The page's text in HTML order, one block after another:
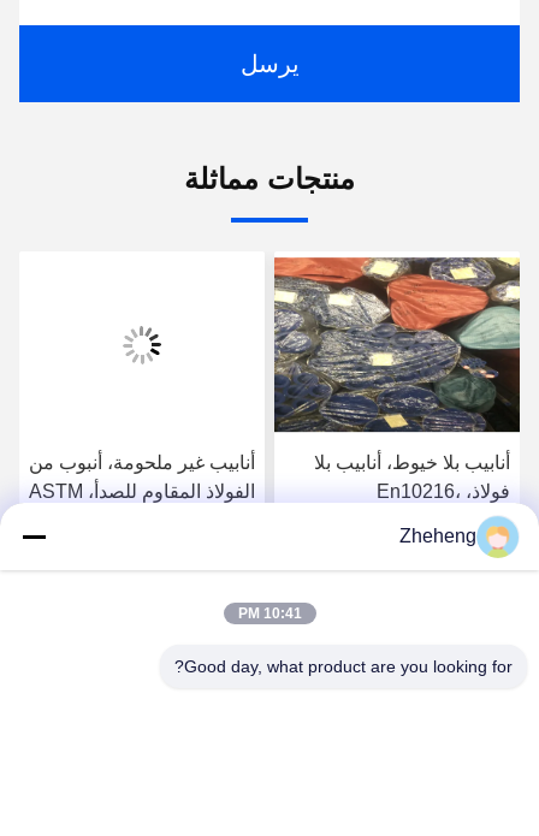
يرسل
منتجات مماثلة
أنابيب بلا خيوط، أنابيب بلا
فولاذ، En10216،
SS304/316L، Od 88.9mm،
Sch40، أنابيب الغلاية
احصل على افضل سعر
أنابيب غير ملحومة، أنبوب من
الفولاذ المقاوم للصدأ، ASTM
الزمني 40، أنابيب الغلاياتاحصل على افضل سعر
Zheheng
10:41 PM
Good day, what product are you looking for?